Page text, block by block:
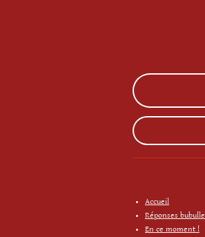
Accueil
Réponses bubulle
En ce moment !